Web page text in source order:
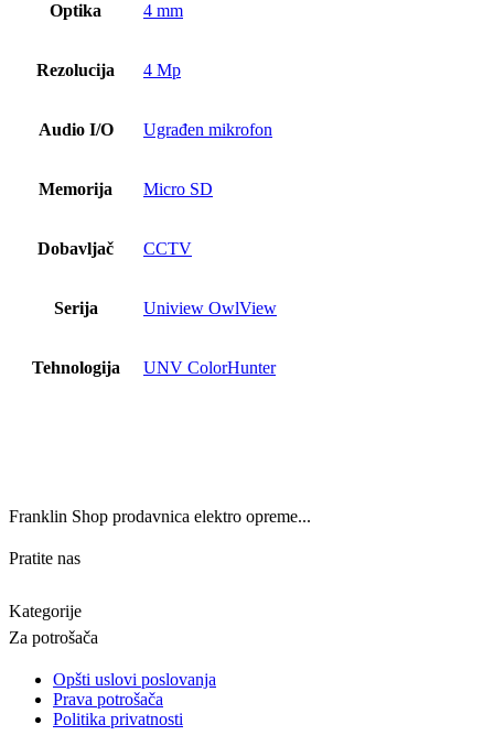
Optika 4 mm
Rezolucija 4 Mp
Audio I/O Ugrađen mikrofon
Memorija Micro SD
Dobavljač CCTV
Serija Uniview OwlView
Tehnologija UNV ColorHunter
Franklin Shop prodavnica elektro opreme...
Pratite nas
Kategorije
Za potrošača
Opšti uslovi poslovanja
Prava potrošača
Politika privatnosti